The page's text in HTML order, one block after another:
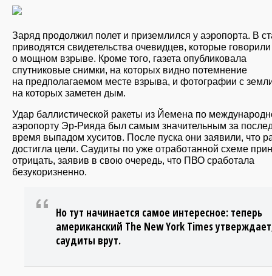
Заряд продолжил полет и приземлился у аэропорта. В
приводятся свидетельства очевидцев, которые говорили
о мощном взрыве. Кроме того, газета опубликовала
спутниковые снимки, на которых видно потемнение
на предполагаемом месте взрыва, и фотографии с
на которых заметен дым.
Удар баллистической ракеты из Йемена по
аэропорту Эр-Рияда был самым значительным за
время выпадом хуситов. После пуска они заявили, что
достигла цели. Саудиты по уже отработанной схеме
отрицать, заявив в свою очередь, что ПВО сработала
безукоризненно.
Но тут начинается самое интересное: теперь
американский The New York Times
саудиты врут.